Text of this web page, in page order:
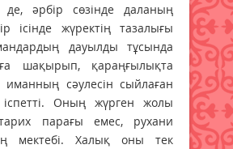
әрбір сөзінде даланың
ісінде жүректің тазалығы
дауылды тұсында
шақырып, қараңғылықта
иманның сәулесін сыйлаған
іспетті. Оның жүрген жолы
парағы емес, рухани
мектебі. Халық оны тек